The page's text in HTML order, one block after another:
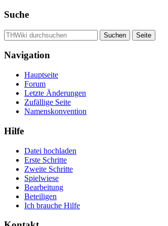
Suche
Navigation
Hauptseite
Forum
Letzte Änderungen
Zufällige Seite
Namenskonvention
Hilfe
Datei hochladen
Erste Schritte
Zweite Schritte
Spielwiese
Bearbeitung
Beteiligen
Ich brauche Hilfe